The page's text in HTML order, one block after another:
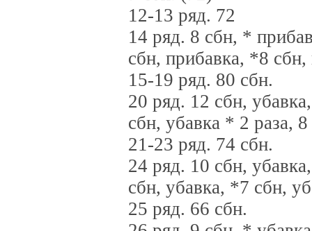
12-13 ряд. 72
14 ряд. 8 сбн, *
сбн, прибавка, *8
15-19 ряд. 80 сбн.
20 ряд. 12 сбн,
сбн, убавка * 2 раза,
21-23 ряд. 74 сбн.
24 ряд. 10 сбн,
сбн, убавка, *7 сбн,
25 ряд. 66 сбн.